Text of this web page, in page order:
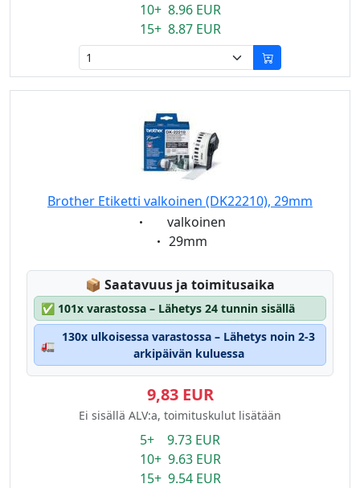
10+ 8.96 EUR
15+ 8.87 EUR
Brother Etiketti valkoinen (DK22210), 29mm
Eigenschaft:
valkoinen
Eigenschaft:
29mm
📦 Lagerstatus:
Saatavuus ja toimitusaika
✅ 101x varastossa – Lähetys 24 tunnin sisällä
🚛
130x ulkoisessa varastossa – Lähetys noin 2-3
arkipäivän kuluessa
9,83 EUR
Ei sisällä ALV:a, toimituskulut lisätään
5+ 9.73 EUR
10+ 9.63 EUR
15+ 9.54 EUR